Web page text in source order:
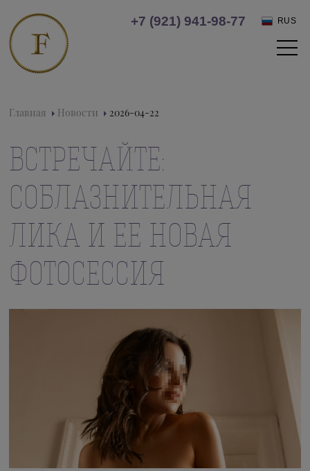
+7 (921) 941-98-77 RUS
Главная Новости 2026-04-22
ВСТРЕЧАЙТЕ:
СОБЛАЗНИТЕЛЬНАЯ
ЛИКА И ЕЕ НОВАЯ
ФОТОСЕССИЯ